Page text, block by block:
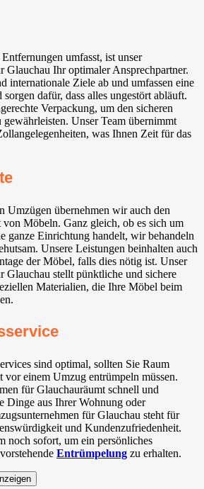
umfasst, ist unser
Glauchau Ihr optimaler Ansprechpartner.
internationale Ziele ab und umfassen eine
dafür, dass alles ungestört abläuft.
Verpackung, um den sicheren
Unser Team übernimmt
was Ihnen Zeit für das
Umzügen übernehmen wir auch den
von Möbeln. Ganz gleich, ob es sich um
ganze Einrichtung handelt, wir behandeln
Unsere Leistungen beinhalten auch
der Möbel, falls dies nötig ist. Unser
Glauchau stellt pünktliche und sichere
Materialien, die Ihre Möbel beim
sind optimal, sollten Sie Raum
vor einem Umzug entrümpeln müssen.
für Glauchauräumt schnell und
Dinge aus Ihrer Wohnung oder
für Glauchau steht für
und Kundenzufriedenheit.
noch sofort, um ein persönliches
Entrümpelung zu erhalten.